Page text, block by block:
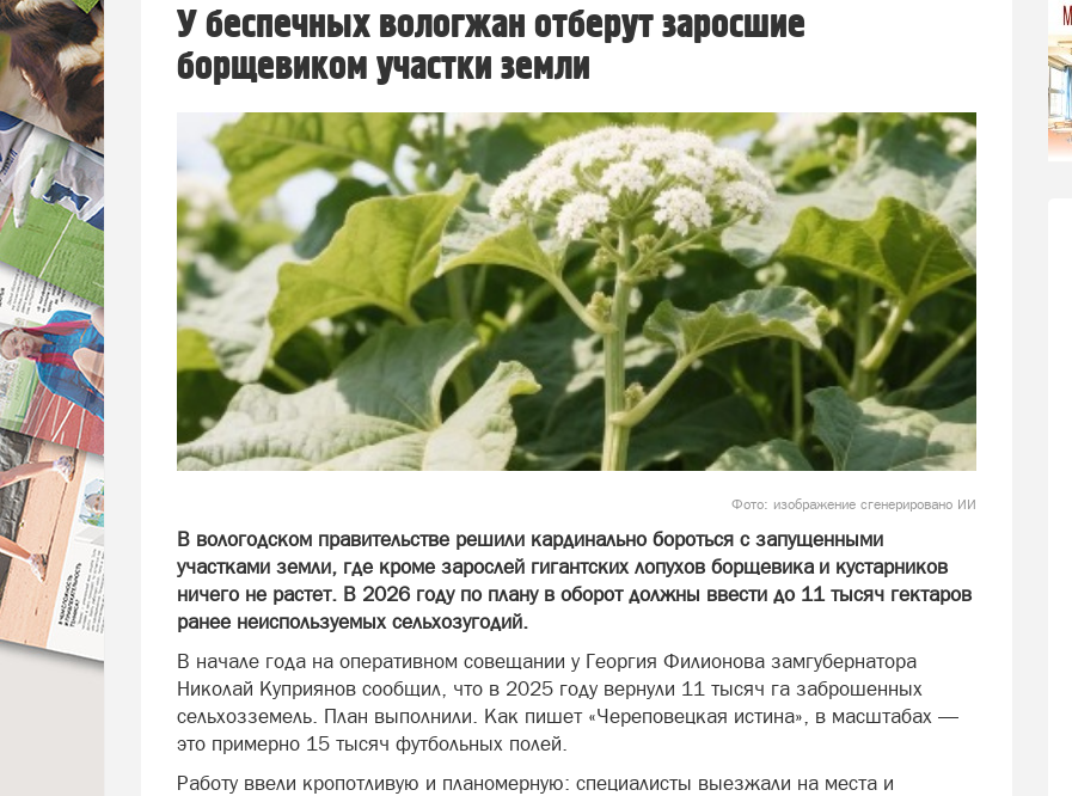
У беспечных вологжан отберут заросшие
борщевиком участки земли
Фото: изображение сгенерировано ИИ
В вологодском правительстве решили кардинально бороться с запущенными
участками земли, где кроме зарослей гигантских лопухов борщевика и кустарников
ничего не растет. В 2026 году по плану в оборот должны ввести до 11 тысяч гектаров
ранее неиспользуемых сельхозугодий.
В начале года на оперативном совещании у Георгия Филионова замгубернатора
Николай Куприянов сообщил, что в 2025 году вернули 11 тысяч га заброшенных
сельхозземель. План выполнили. Как пишет «Череповецкая истина», в масштабах —
это примерно 15 тысяч футбольных полей.
Работу ввели кропотливую и планомерную: специалисты выезжали на места и